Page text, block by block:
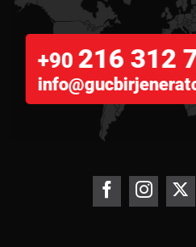
+90 216 312